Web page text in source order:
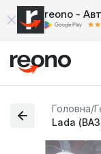
reono -
Головна/
Lada